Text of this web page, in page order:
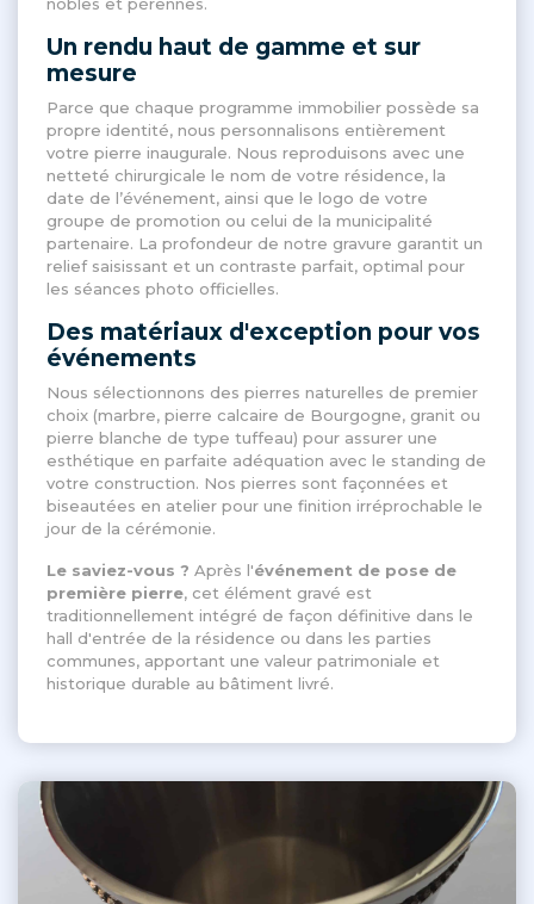
Un rendu haut de gamme et sur
mesure
Parce que chaque programme immobilier possède sa
propre identité, nous personnalisons entièrement
votre pierre inaugurale. Nous reproduisons avec une
netteté chirurgicale le nom de votre résidence, la
date de l’événement, ainsi que le logo de votre
groupe de promotion ou celui de la municipalité
partenaire. La profondeur de notre gravure garantit un
relief saisissant et un contraste parfait, optimal pour
les séances photo officielles.
Des matériaux d'exception pour vos
événements
Nous sélectionnons des pierres naturelles de premier
choix (marbre, pierre calcaire de Bourgogne, granit ou
pierre blanche de type tuffeau) pour assurer une
esthétique en parfaite adéquation avec le standing de
votre construction. Nos pierres sont façonnées et
biseautées en atelier pour une finition irréprochable le
jour de la cérémonie.
Le saviez-vous ? Après l'événement de pose de
première pierre, cet élément gravé est
traditionnellement intégré de façon définitive dans le
hall d'entrée de la résidence ou dans les parties
communes, apportant une valeur patrimoniale et
historique durable au bâtiment livré.